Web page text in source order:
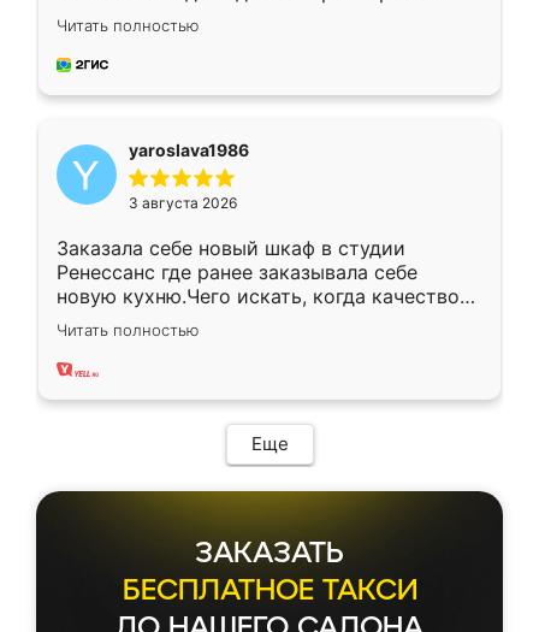
недели кухня была уже готова. Остались
довольны работой. Спасибо Ренессанс
мебель за качественную работу!
Читать полностью
yaroslava1986
3 августа 2026
Заказала себе новый шкаф в студии
Ренессанс где ранее заказывала себе
новую кухню.Чего искать, когда качеством
вполне довольна. Служит кухня уже почти
два года, нареканий нет.
Читать полностью
Еще
ЗАКАЗАТЬ
БЕСПЛАТНОЕ ТАКСИ